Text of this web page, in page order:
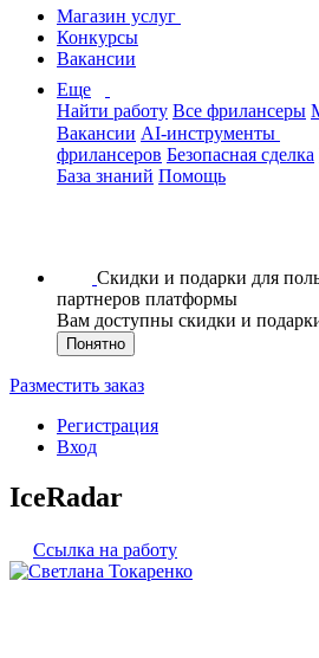
Магазин услуг
Конкурсы
Вакансии
Еще
Найти работу Все фрилансеры
Вакансии AI-инструменты
фрилансеров Безопасная сделка
База знаний Помощь
Скидки и подарки для
партнеров платформы
Вам доступны скидки и
Понятно
Разместить заказ
Регистрация
Вход
IceRadar
Ссылка на работу